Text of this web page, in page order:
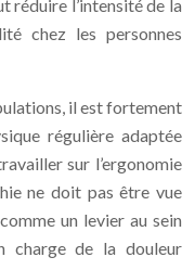
réduire l’intensité de la
chez les personnes
il est fortement
régulière adaptée
sur l’ergonomie
ne doit pas être vue
un levier au sein
charge de la douleur